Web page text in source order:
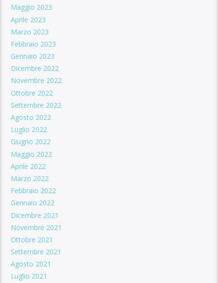
Maggio 2023
Aprile 2023
Marzo 2023
Febbraio 2023
Gennaio 2023
Dicembre 2022
Novembre 2022
Ottobre 2022
Settembre 2022
Agosto 2022
Luglio 2022
Giugno 2022
Maggio 2022
Aprile 2022
Marzo 2022
Febbraio 2022
Gennaio 2022
Dicembre 2021
Novembre 2021
Ottobre 2021
Settembre 2021
Agosto 2021
Luglio 2021